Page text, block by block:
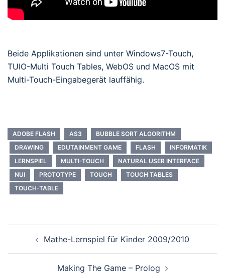
Beide Applikationen sind unter Windows7-Touch,
TUIO-Multi Touch Tables, WebOS und MacOS mit
Multi-Touch-Eingabegerät lauffähig.
ADOBE FLASH AS3
BUBBLE SORT ALGORITHM
DRAWING
EDUTAINMENT GAME FLASH
INFORMATIK
LERNSPIEL
MULTI-TOUCH
NATURAL USER INTERFACE
NUI
PROTOTYPE TOUCH
TOUCH TABLES
TOUCH-TABLE
NavigationMathe-Lernspiel für Kinder 2009/2010
Making The Game – Prolog